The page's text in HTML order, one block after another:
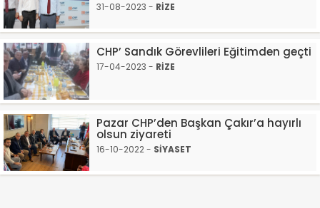
31-08-2023 - RİZE
CHP’ Sandık Görevlileri Eğitimden geçti
17-04-2023 - RİZE
Pazar CHP’den Başkan Çakır’a hayırlı
olsun ziyareti
16-10-2022 - SİYASET